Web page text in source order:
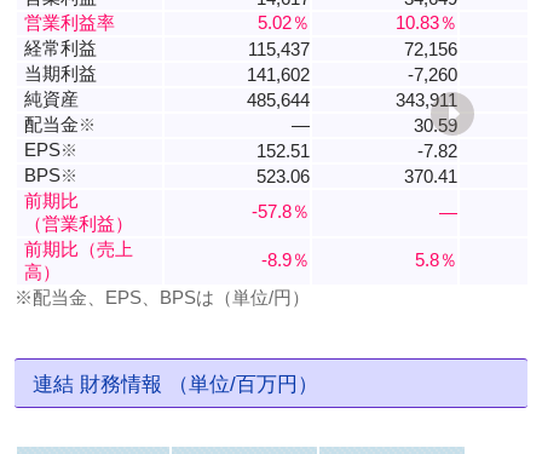
営業利益率
5.02％
10.83％
経常利益
115,437
72,156
当期利益
141,602
-7,260
純資産
485,644
343,911
配当金※ ―
30.59
EPS※ 152.51
-7.82
BPS※ 523.06
370.41
前期比
（営業利益）
-57.8％
―
前期比（売上
高）
-8.9％
5.8％
※配当金、EPS、BPSは（単位/円）
連結 財務情報 （単位/百万円）